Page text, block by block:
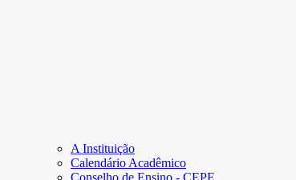
A Instituição
Calendário Acadêmico
Conselho de Ensino - CEPE